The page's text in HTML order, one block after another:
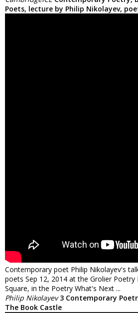
Poets, lecture by Philip Nikolayev,
Contemporary poet Philip Nikolayev's
poets Sep 12, 2014 at the Grolier
Square, in the Poetry What's Next ...
Philip Nikolayev 3 Contemporary
The Book Castle